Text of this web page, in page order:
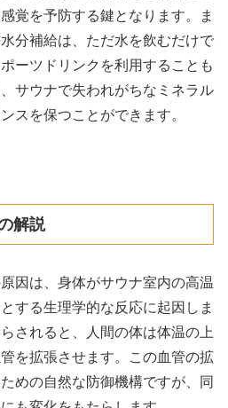
覚を予防する鍵となります。ま
分補給は、ただ水を飲むだけで
ーツドリンクを利用することも
サウナで失われがちなミネラル
スを保つことができます。
解説
因は、身体がサウナ室内の高温
する生理学的な反応に起因しま
されると、人間の体は体温の上
を拡張させます。この血管の拡
めの自然な防御機構ですが、同